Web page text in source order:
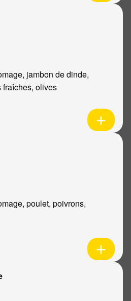
jambon de dinde,
fraîches, olives
poulet, poivrons,